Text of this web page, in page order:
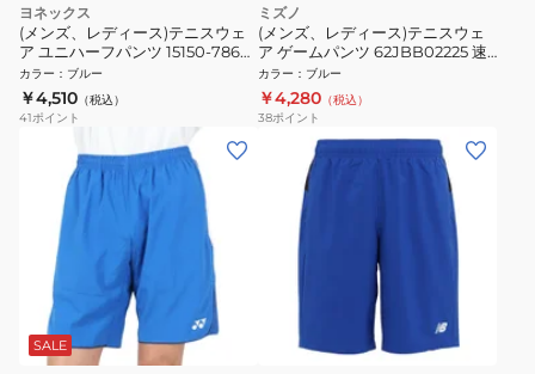
ヨネックス
(メンズ、レディース)テニスウェ
ア ユニハーフパンツ 15150-786
速乾 UVカット
カラー ： ブルー
￥4,510 （税込）
41ポイント
ミズノ
(メンズ、レディース)テニスウェ
ア ゲームパンツ 62JBB02225 速
乾
カラー ： ブルー
￥4,280 （税込）
38ポイント
SALE